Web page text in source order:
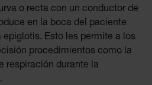
o recta con un conductor de
en la boca del paciente
epiglotis. Esto les permite a los
procedimientos como la
respiración durante la